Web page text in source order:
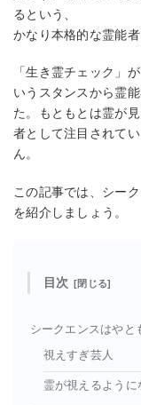
るという、
かなり本格的な霊能
「生き霊チェック」
いうスタンスから霊
た。もともとは霊が
者として注目されて
ん。
この記事では、シー
を紹介しましょう。
目次
シークエンスはやと
視えすぎ芸人
霊が視えるよう